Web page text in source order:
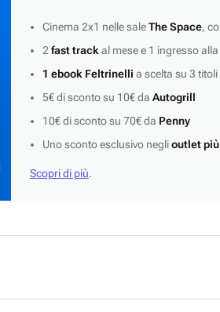
Cinema 2x1 nelle saleThe Space,
2 fast track al mese e 1 ingresso alla
1 ebook Feltrinelli a scelta su 3 titoli
5€ di sconto su 10€ da Autogrill
10€ di sconto su 70€ da Penny
Uno sconto esclusivo neglioutlet
Scopri di più.